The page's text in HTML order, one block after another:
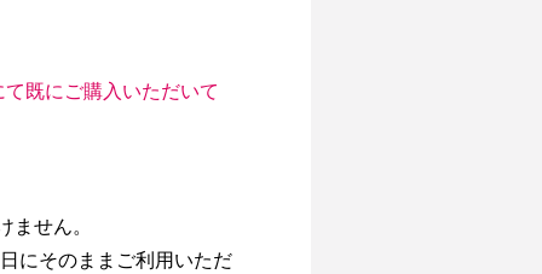
既にご購入いただいて
せん。
にそのままご利用いただ